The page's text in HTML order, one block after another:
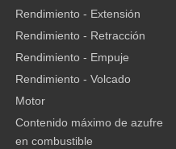
Rendimiento - Extensión
Rendimiento - Retracción
Rendimiento - Empuje
Rendimiento - Volcado
Motor
Contenido máximo de azufre
en combustible